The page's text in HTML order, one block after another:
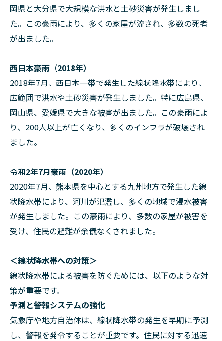
岡県と大分県で大規模な洪水と土砂災害が発生しまし
た。この豪雨により、多くの家屋が流され、多数の死者
が出ました。
西日本豪雨（2018年）
2018年7月、西日本一帯で発生した線状降水帯により、
広範囲で洪水や土砂災害が発生しました。特に広島県、
岡山県、愛媛県で大きな被害が出ました。この豪雨によ
り、200人以上が亡くなり、多くのインフラが破壊され
ました。
令和2年7月豪雨（2020年）
2020年7月、熊本県を中心とする九州地方で発生した線
状降水帯により、河川が氾濫し、多くの地域で浸水被害
が発生しました。この豪雨により、多数の家屋が被害を
受け、住民の避難が余儀なくされました。
＜線状降水帯への対策＞
線状降水帯による被害を防ぐためには、以下のような対
策が重要です。
予測と警報システムの強化
気象庁や地方自治体は、線状降水帯の発生を早期に予測
し、警報を発令することが重要です。住民に対する迅速